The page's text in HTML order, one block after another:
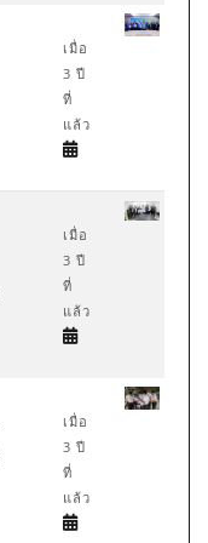
เมื่อ
3 ปี
ที่
แล้ว
เมื่อ
3 ปี
ที่
แล้ว
เมื่อ
3 ปี
ที่
แล้ว